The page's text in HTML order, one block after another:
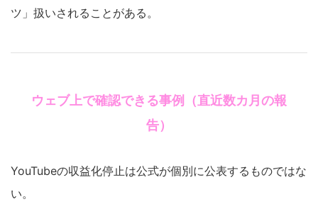
ツ」扱いされることがある。
ウェブ上で確認できる事例（直近数カ月の報
告）
YouTubeの収益化停止は公式が個別に公表するものではな
い。